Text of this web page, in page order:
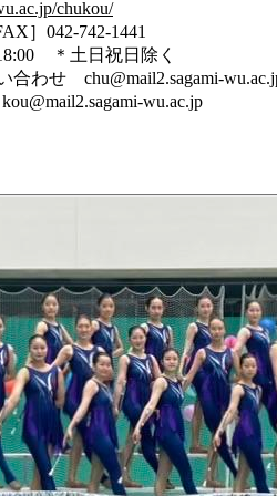
chukou/
］042-742-1441
＊土日祝日除く
合わせ chu@mail2.sagami-
wu.ac.jp